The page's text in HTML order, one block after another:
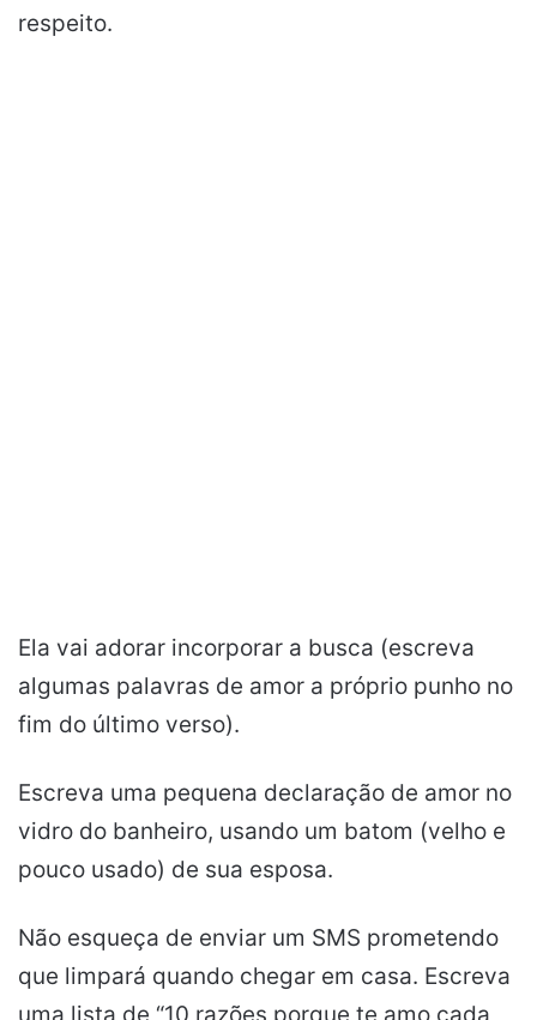
respeito.
Ela vai adorar incorporar a busca (escreva
algumas palavras de amor a próprio punho no
fim do último verso).
Escreva uma pequena declaração de amor no
vidro do banheiro, usando um batom (velho e
pouco usado) de sua esposa.
Não esqueça de enviar um SMS prometendo
que limpará quando chegar em casa. Escreva
uma lista de “10 razões porque te amo cada